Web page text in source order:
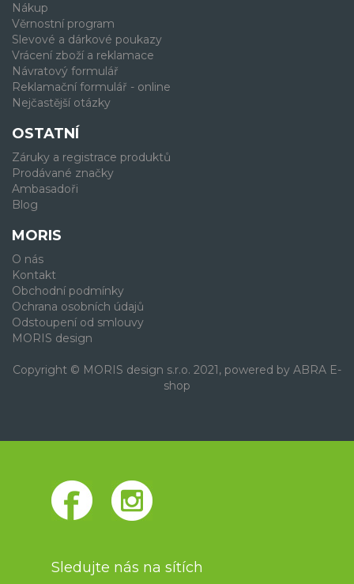
Nákup
Věrnostní program
Slevové a dárkové poukazy
Vrácení zboží a reklamace
Návratový formulář
Reklamační formulář - online
Nejčastější otázky
OSTATNÍ
Záruky a registrace produktů
Prodávané značky
Ambasadoři
Blog
MORIS
O nás
Kontakt
Obchodní podmínky
Ochrana osobních údajů
Odstoupení od smlouvy
MORIS design
Copyright © MORIS design s.r.o. 2021, powered by ABRA E-
shop
Sledujte nás na sítích